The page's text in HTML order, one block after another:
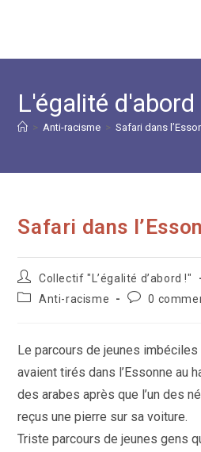
L'égalité d'abord
> Anti-racisme > Safari dans
Safari dans
Auteur/autrice
de
la
Collectif "L’égalité d’abord !"
PostAnti-racisme 0
Le parcours de jeunes imbéciles
avaient tirés dans l’Essonne au
des arabes après que l’un des
reçus une pierre sur sa voiture.
Triste parcours de jeunes gens